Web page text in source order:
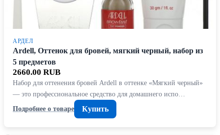
АРДЕЛ
Ardell, Оттенок для бровей, мягкий черный, набор из
5 предметов
2660.00 RUB
Набор для оттенения бровей Ardell в оттенке «Мягкий черный»
— это профессиональное средство для домашнего испо…
Подробнее о товаре
Купить